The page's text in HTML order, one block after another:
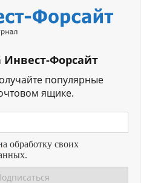
Инвест-Форсайт
популярные
ящике.
обработку своих